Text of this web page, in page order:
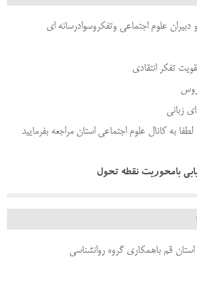
علوم اجتماعی وتفکروسوادرسانه ای
به کانال علوم اجتماعی استان مراجعه بفرمایید
بامحوریت نقطه تحول
استان قم باهمکاری گروه روانشناسی